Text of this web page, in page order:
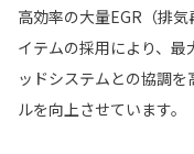
高効率の大量EGR（排
イテムの採用により、
ッドシステムとの協調
ルを向上させています。